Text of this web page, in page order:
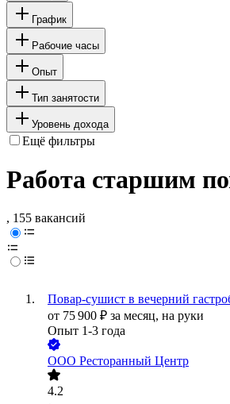
График
Рабочие часы
Опыт
Тип занятости
Уровень дохода
Ещё фильтры
Работа старшим
, 155 вакансий
Повар-сушист в вечерний
от 75 900 ₽ за месяц, на руки
Опыт 1-3 года
ООО Ресторанный Центр
4.2